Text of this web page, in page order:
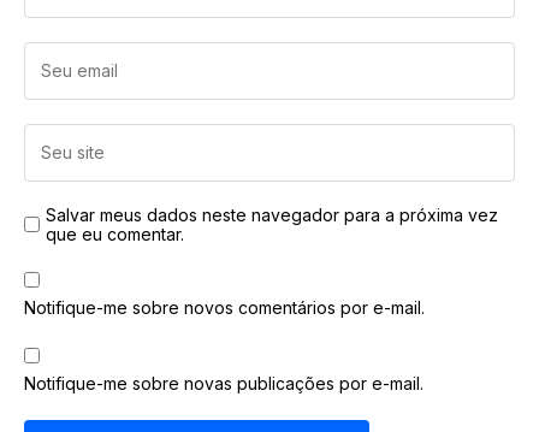
Salvar meus dados neste navegador para a próxima vez
que eu comentar.
Notifique-me sobre novos comentários por e-mail.
Notifique-me sobre novas publicações por e-mail.